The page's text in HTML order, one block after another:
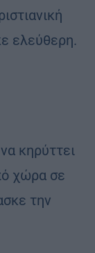
ελεύθερη.
κηρύττει
χώρα σε
την